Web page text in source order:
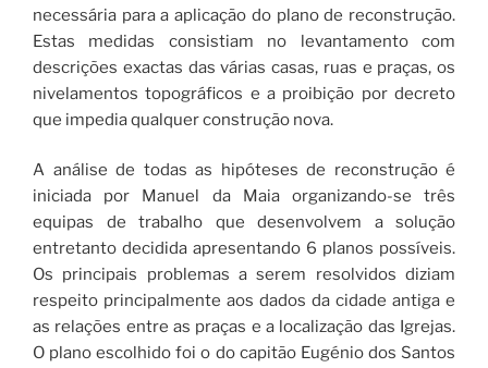
necessária para a aplicação do plano de reconstrução.
Estas medidas consistiam no levantamento com
descrições exactas das várias casas, ruas e praças, os
nivelamentos topográficos e a proibição por decreto
que impedia qualquer construção nova.
A análise de todas as hipóteses de reconstrução é
iniciada por Manuel da Maia organizando-se três
equipas de trabalho que desenvolvem a solução
entretanto decidida apresentando 6 planos possíveis.
Os principais problemas a serem resolvidos diziam
respeito principalmente aos dados da cidade antiga e
as relações entre as praças e a localização das Igrejas.
O plano escolhido foi o do capitão Eugénio dos Santos